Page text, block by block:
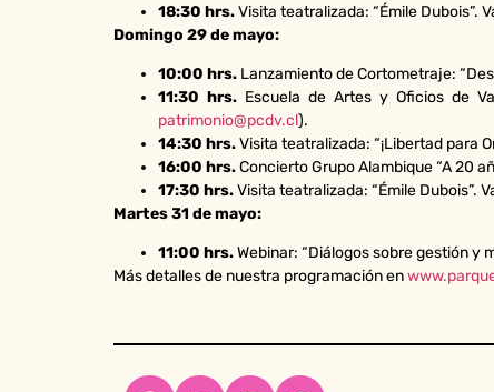
18:30 hrs.Visita teatralizada: “Émile Dubois”.
Domingo 29 de mayo:
10:00 hrs. Lanzamiento de Cortometraje:
11:30 hrs. Escuela de Artes y Oficios de
patrimonio@pcdv.cl).
14:30 hrs.Visita teatralizada: “¡Libertad para
16:00 hrs.Concierto Grupo Alambique “A 20
17:30 hrs.Visita teatralizada: “Émile Dubois”.
Martes 31 de mayo:
11:00 hrs.Webinar: “Diálogos sobre gestión y
Más detalles de nuestra programación en